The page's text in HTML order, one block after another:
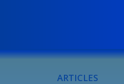
ARTICLES